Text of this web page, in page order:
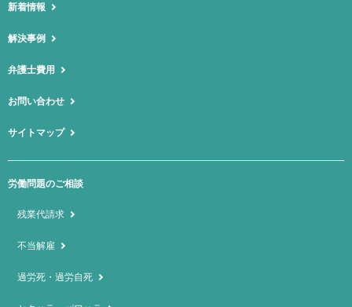
新着情報
解決事例
弁護士費用
お問い合わせ
サイトマップ
労働問題のご相談
残業代請求
不当解雇
過労死・過労自死